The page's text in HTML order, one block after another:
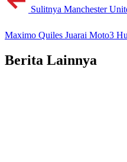
Sulitnya Manchester
Maximo Quiles Juarai Moto3
Berita Lainnya